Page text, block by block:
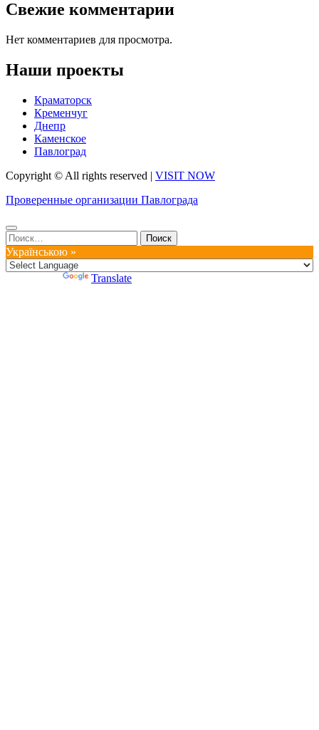
Свежие комментарии
Нет комментариев для просмотра.
Наши проекты
Краматорск
Кременчуг
Днепр
Каменское
Павлоград
Copyright © All rights reserved | VISIT NOW
Проверенные организации Павлограда
Найти:
Українською »
Translate